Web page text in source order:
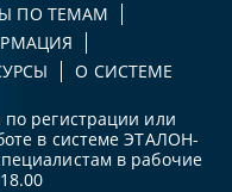
ПО ТЕМАМ
О СИСТЕМЕ
регистрации или
в системе ЭТАЛОН-
в рабочие